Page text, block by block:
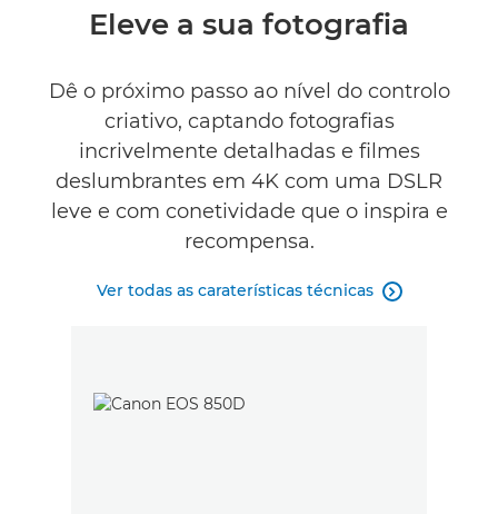
Descrição geral
Comentários
Eleve a sua fotografia
Dê o próximo passo ao nível do controlo
criativo, captando fotografias
incrivelmente detalhadas e filmes
deslumbrantes em 4K com uma DSLR
leve e com conetividade que o inspira e
recompensa.
Ver todas as caraterísticas técnicas 